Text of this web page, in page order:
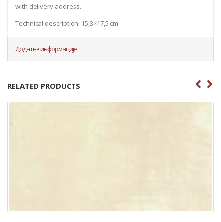
with delivery address..
Technical description: 15,3×17,5 cm
Додатне информације
RELATED PRODUCTS